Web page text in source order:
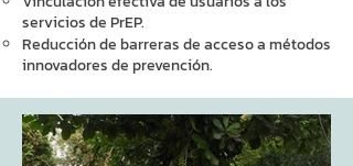
servicios de PrEP.
Reducción de barreras de acceso a métodos
innovadores de prevención.